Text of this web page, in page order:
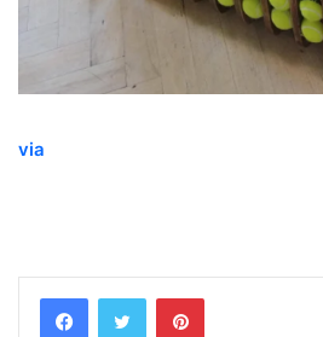
via
Pinterest